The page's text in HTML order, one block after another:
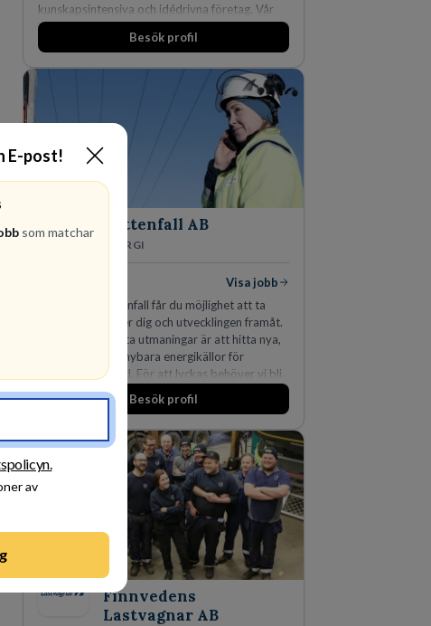
E-post!
som matchar
av
kunskapsintensiva och idédrivna företag. Vår
expertis inom IP-tillgångar har gett oss en
marknadsledande position. Våra klienter väljer
skydda, utveckla och kommersialisera
Besök profil
Vattenfall AB
ENERGI
Visa jobb
Hos oss på Vattenfall får du möjlighet att ta
stegen som driver dig och utvecklingen framåt.
En av våra främsta utmaningar är att hitta nya,
effektiva och förnybara energikällor för
en hållbar framtid. För att lyckas behöver vi bli
fler medarbetare som vill göra skillnad.
Besök profil
Finnvedens
Lastvagnar AB